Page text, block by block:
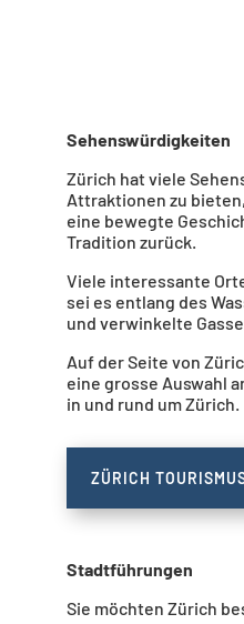
Sehenswürdigkeiten
Zürich hat viele
Attraktionen zu
eine bewegte
Tradition zurück.
Viele interessante
sei es entlang des
und verwinkelte
Auf der Seite von
eine grosse Auswahl
in und rund um Zürich.
ZÜRICH
Stadtführungen
Sie möchten Zürich